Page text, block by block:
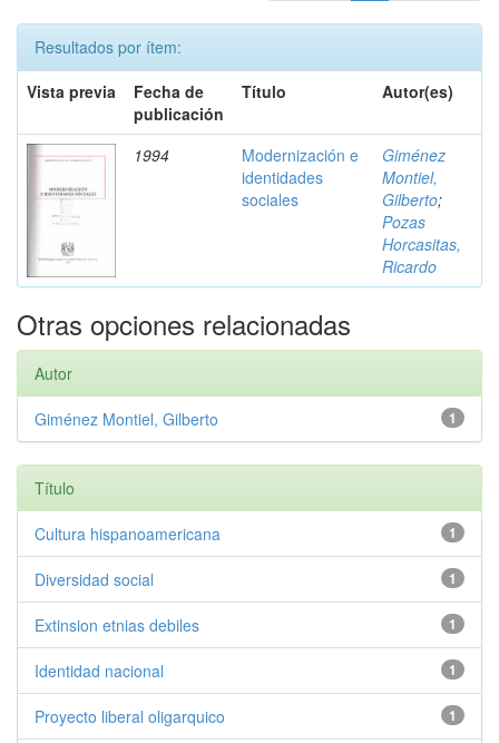
Resultados por ítem:
Vista previa
Fecha de
publicación
Título Autor(es)
1994
Modernización e
identidades
sociales
Giménez
Montiel,
Gilberto;
Pozas
Horcasitas,
Ricardo
Otras opciones relacionadas
Autor
1
Giménez Montiel, Gilberto
Título
1
Cultura hispanoamericana
1
Diversidad social
1
Extinsion etnias debiles
1
Identidad nacional
1
Proyecto liberal oligarquico